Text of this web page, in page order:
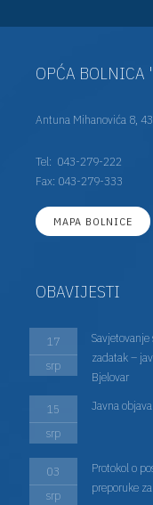
OPĆA
Antuna Mihanovića 8,
Tel: 043-279-222
Fax: 043-279-333
MAPA BOLNICE
OBAVIJESTI
17
srp
zadatak –
Bjelovar
15
srp
Javna
03
srp
Protokol o
preporuke